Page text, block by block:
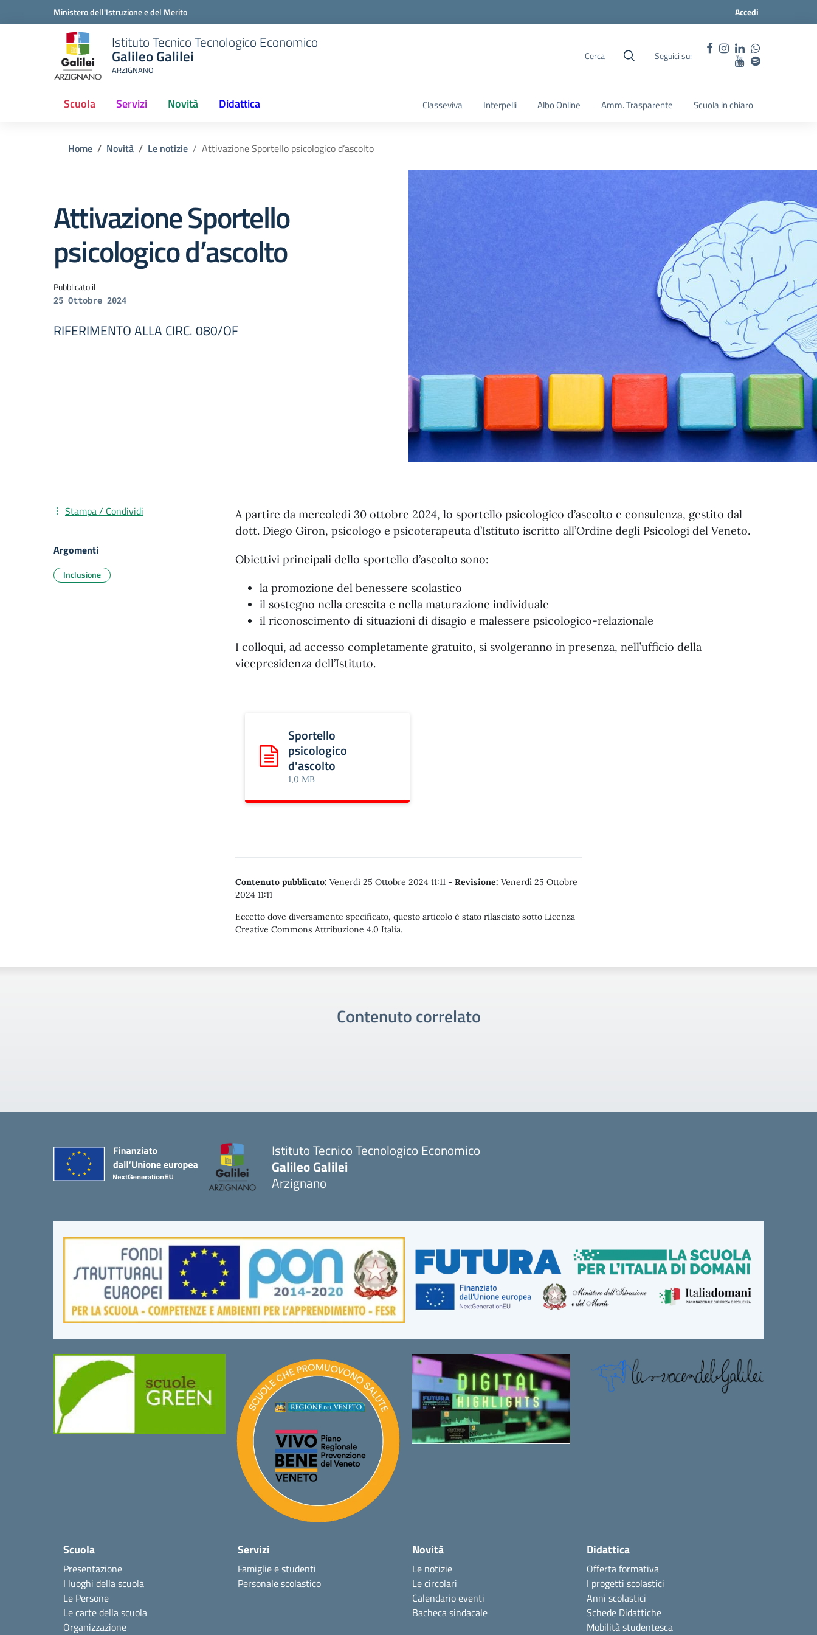
Ministero dell'Istruzione e del Merito Accedi
Istituto Tecnico Tecnologico Economico
Galileo Galilei
ARZIGNANO
Cerca Seguici su:
Scuola Servizi Novità Didattica Classeviva Interpelli Albo Online Amm. Trasparente Scuola in chiaro
Home Novità Le notizie Attivazione Sportello psicologico d’ascolto
Attivazione Sportello
psicologico d’ascolto
Pubblicato il
25 Ottobre 2024
RIFERIMENTO ALLA CIRC. 080/OF
A partire da mercoledì 30 ottobre 2024, lo sportello psicologico d’ascolto e consulenza, gestito dal
dott. Diego Giron, psicologo e psicoterapeuta d’Istituto iscritto all’Ordine degli Psicologi del Veneto.
Obiettivi principali dello sportello d’ascolto sono:
la promozione del benessere scolastico
il sostegno nella crescita e nella maturazione individuale
il riconoscimento di situazioni di disagio e malessere psicologico-relazionale
I colloqui, ad accesso completamente gratuito, si svolgeranno in presenza, nell’ufficio della
vicepresidenza dell’Istituto.
Scarica: Sportello psicologico d'ascolto
Sportello
psicologico
d'ascolto
1,0 MB
Contenuto pubblicato: Venerdì 25 Ottobre 2024 11:11 - Revisione: Venerdì 25 Ottobre
2024 11:11
Eccetto dove diversamente specificato, questo articolo è stato rilasciato sotto Licenza
Creative Commons Attribuzione 4.0 Italia.
Stampa / Condividi
Argomenti
Inclusione
Contenuto correlato
Istituto Tecnico Tecnologico Economico
Galileo Galilei
Arzignano
Scuola
Presentazione
I luoghi della scuola
Le Persone
Le carte della scuola
Organizzazione
Servizi
Famiglie e studenti
Personale scolastico
Novità
Le notizie
Le circolari
Calendario eventi
Bacheca sindacale
Didattica
Offerta formativa
I progetti scolastici
Anni scolastici
Schede Didattiche
Mobilità studentesca